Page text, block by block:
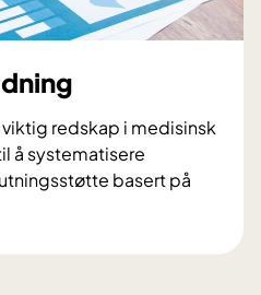
redskap i medisinsk
å systematisere
basert på